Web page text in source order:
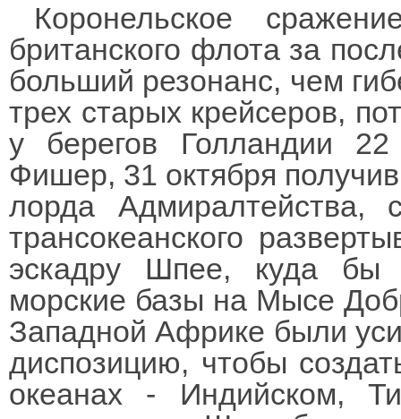
Коронельское
британского флота за
больший резонанс, чем
трех старых крейсеров,
у берегов Голландии
Фишер, 31 октября
лорда Адмиралтейства,
трансокеанского
эскадру Шпее, куда бы
морские базы на Мысе
Западной Африке были
диспозицию, чтобы
океанах - Индийском,